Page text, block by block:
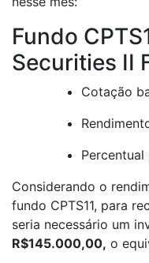
Fundo
Securities II
Cotação
Considerando o
fundo CPTS11, para
seria necessário um
R$145.000,00, o